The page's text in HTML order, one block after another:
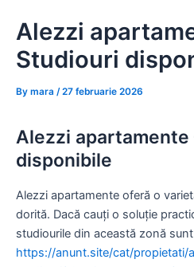
content
Alezzi
Studiouri
By mara /27 februarie 2026
Alezzi apartamente
disponibile
Alezzi apartamente oferă o
dorită. Dacă cauți o soluție
studiourile din această zonă
https://anunt.site/cat/propietati/